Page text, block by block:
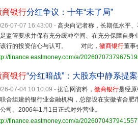
商银行分红争议：十年“未了局”
07-07 16:43:00 - 高央向记者称，长期低水平
监管要求并保有充分缓冲空间、在充分保障自身
行的投资信心与认可。 对此， 徽商银行董事
finance.eastmoney.com/a/
商银行“分红暗战”：大股东中静系提
07-04 10:10:09 - 据官网资料， 徽商银行是经
合组建的银行业金融机构，总部设在安徽省合
司。2006年1月1日正式对外营业。
finance.eastmoney.com/a/